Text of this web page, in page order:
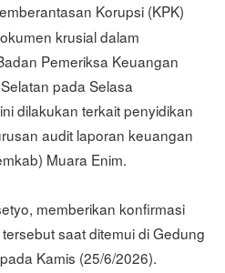
Korupsi (KPK)
krusial dalam
Pemeriksa Keuangan
pada Selasa
dilakukan terkait penyidikan
audit laporan keuangan
Muara Enim.
memberikan konfirmasi
saat ditemui di Gedung
Kamis (25/6/2026).